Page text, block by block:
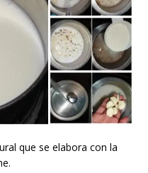
que se elabora con la